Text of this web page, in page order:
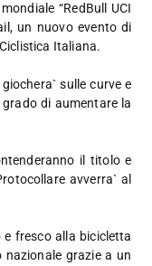
“RedBull UCI
un nuovo evento di
Italiana.
sulle curve e
di aumentare la
il titolo e
avverra` al
e fresco alla bicicletta
nazionale grazie a un